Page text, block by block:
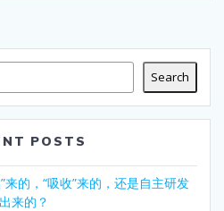
Search
POSTS
的，“吸收”来的，还是自主研发
出来的？